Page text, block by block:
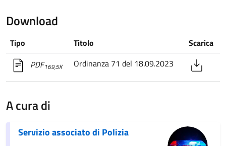
Download
Tipo Titolo
Scarica
PDF169,5K Ordinanza 71 del 18.09.2023
A cura di
Servizio associato di Polizia